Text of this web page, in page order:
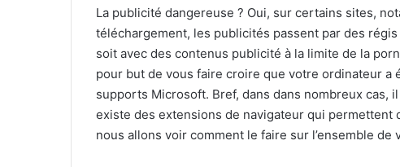
La publicité dangereuse ? Oui, sur certains sites,
téléchargement, les publicités passent par des
soit avec des contenus publicité à la limite de la
pour but de vous faire croire que votre ordinateur a
supports Microsoft. Bref, dans dans nombreux cas,
existe des extensions de navigateur qui permettent
nous allons voir comment le faire sur l’ensemble